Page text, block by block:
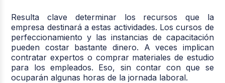
Resulta clave determinar los recursos que la
empresa destinará a estas actividades. Los cursos de
perfeccionamiento y las instancias de capacitación
pueden costar bastante dinero. A veces implican
contratar expertos o comprar materiales de estudio
para los empleados. Eso, sin contar con que se
ocuparán algunas horas de la jornada laboral.